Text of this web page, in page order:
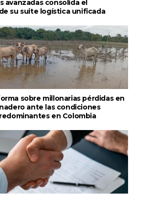
avanzadas consolida el
su suite logística unificada
sobre millonarias pérdidas en
ante las condiciones
en Colombia